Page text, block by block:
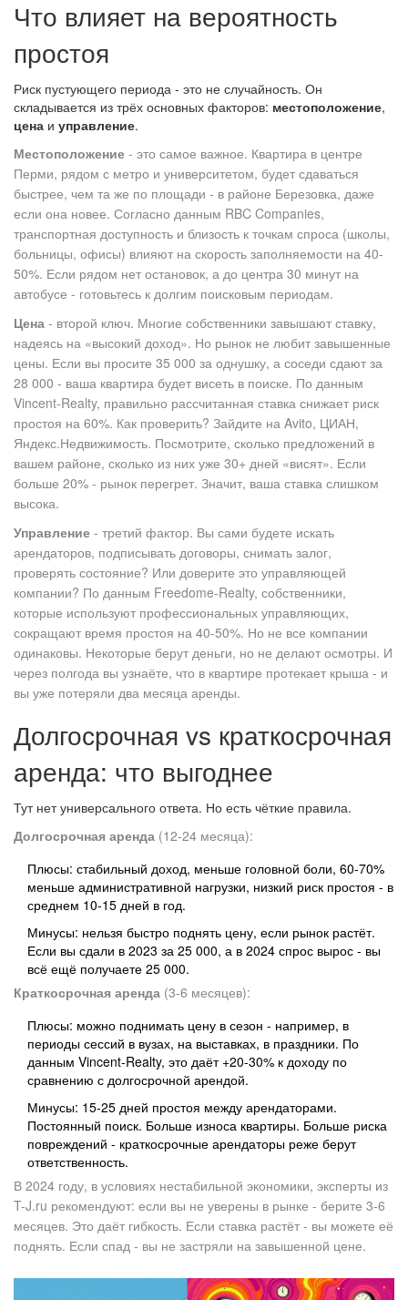
Что влияет на вероятность
простоя
Риск пустующего периода - это не случайность. Он
складывается из трёх основных факторов: местоположение,
цена и управление.
Местоположение - это самое важное. Квартира в центре
Перми, рядом с метро и университетом, будет сдаваться
быстрее, чем та же по площади - в районе Березовка, даже
если она новее. Согласно данным RBC Companies,
транспортная доступность и близость к точкам спроса (школы,
больницы, офисы) влияют на скорость заполняемости на 40-
50%. Если рядом нет остановок, а до центра 30 минут на
автобусе - готовьтесь к долгим поисковым периодам.
Цена - второй ключ. Многие собственники завышают ставку,
надеясь на «высокий доход». Но рынок не любит завышенные
цены. Если вы просите 35 000 за однушку, а соседи сдают за
28 000 - ваша квартира будет висеть в поиске. По данным
Vincent-Realty, правильно рассчитанная ставка снижает риск
простоя на 60%. Как проверить? Зайдите на Avito, ЦИАН,
Яндекс.Недвижимость. Посмотрите, сколько предложений в
вашем районе, сколько из них уже 30+ дней «висят». Если
больше 20% - рынок перегрет. Значит, ваша ставка слишком
высока.
Управление - третий фактор. Вы сами будете искать
арендаторов, подписывать договоры, снимать залог,
проверять состояние? Или доверите это управляющей
компании? По данным Freedome-Realty, собственники,
которые используют профессиональных управляющих,
сокращают время простоя на 40-50%. Но не все компании
одинаковы. Некоторые берут деньги, но не делают осмотры. И
через полгода вы узнаёте, что в квартире протекает крыша - и
вы уже потеряли два месяца аренды.
Долгосрочная vs краткосрочная
аренда: что выгоднее
Тут нет универсального ответа. Но есть чёткие правила.
Долгосрочная аренда (12-24 месяца):
Плюсы: стабильный доход, меньше головной боли, 60-70%
меньше административной нагрузки, низкий риск простоя - в
среднем 10-15 дней в год.
Минусы: нельзя быстро поднять цену, если рынок растёт.
Если вы сдали в 2023 за 25 000, а в 2024 спрос вырос - вы
всё ещё получаете 25 000.
Краткосрочная аренда (3-6 месяцев):
Плюсы: можно поднимать цену в сезон - например, в
периоды сессий в вузах, на выставках, в праздники. По
данным Vincent-Realty, это даёт +20-30% к доходу по
сравнению с долгосрочной арендой.
Минусы: 15-25 дней простоя между арендаторами.
Постоянный поиск. Больше износа квартиры. Больше риска
повреждений - краткосрочные арендаторы реже берут
ответственность.
В 2024 году, в условиях нестабильной экономики, эксперты из
T-J.ru рекомендуют: если вы не уверены в рынке - берите 3-6
месяцев. Это даёт гибкость. Если ставка растёт - вы можете её
поднять. Если спад - вы не застряли на завышенной цене.